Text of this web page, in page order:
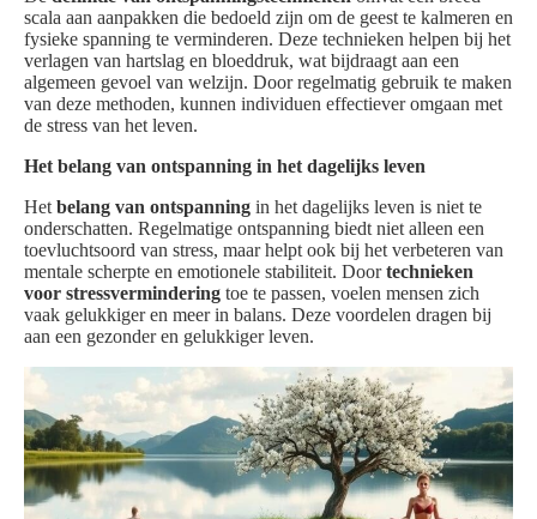
scala aan aanpakken die bedoeld zijn om de geest te kalmeren en
fysieke spanning te verminderen. Deze technieken helpen bij het
verlagen van hartslag en bloeddruk, wat bijdraagt aan een
algemeen gevoel van welzijn. Door regelmatig gebruik te maken
van deze methoden, kunnen individuen effectiever omgaan met
de stress van het leven.
Het belang van ontspanning in het dagelijks leven
Het belang van ontspanning in het dagelijks leven is niet te
onderschatten. Regelmatige ontspanning biedt niet alleen een
toevluchtsoord van stress, maar helpt ook bij het verbeteren van
mentale scherpte en emotionele stabiliteit. Doortechnieken
voor stressvermindering toe te passen, voelen mensen zich
vaak gelukkiger en meer in balans. Deze voordelen dragen bij
aan een gezonder en gelukkiger leven.